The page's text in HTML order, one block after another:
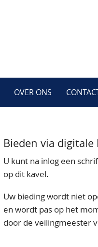
OVER ONS
Bieden via
U kunt na inlog een
op dit kavel.
Uw bieding wordt niet
en wordt pas op het
door de veilingmeester